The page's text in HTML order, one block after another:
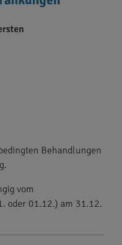
Behandlungen
vom
oder 01.12.) am 31.12.